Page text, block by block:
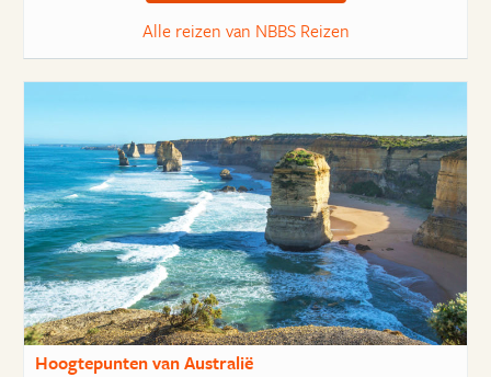
Alle reizen van NBBS Reizen
Hoogtepunten van Australië